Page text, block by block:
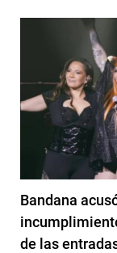
Bandana
de las